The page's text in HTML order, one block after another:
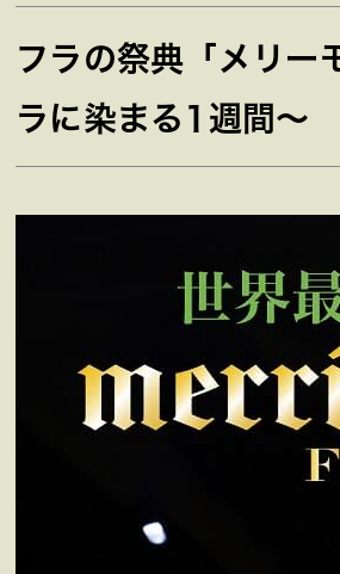
フラの祭典「メリー
ラに染まる1週間～